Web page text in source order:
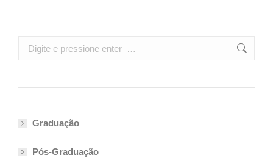
Search:
Graduação
Pós-Graduação